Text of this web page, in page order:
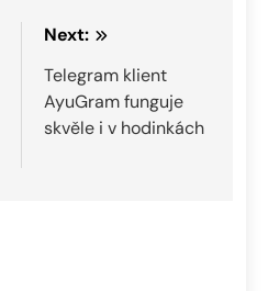
Next:
Telegram klient
AyuGram funguje
skvěle i v hodinkách